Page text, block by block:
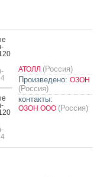
АТОЛЛ (Россия)
Произведено: ОЗОН
(Россия)
контакты:
ОЗОН ООО (Россия)